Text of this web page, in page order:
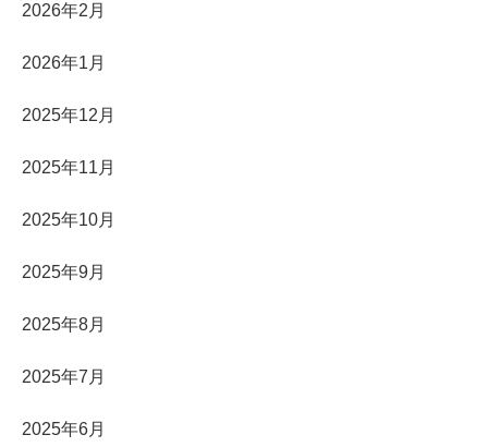
2026年2月
2026年1月
2025年12月
2025年11月
2025年10月
2025年9月
2025年8月
2025年7月
2025年6月